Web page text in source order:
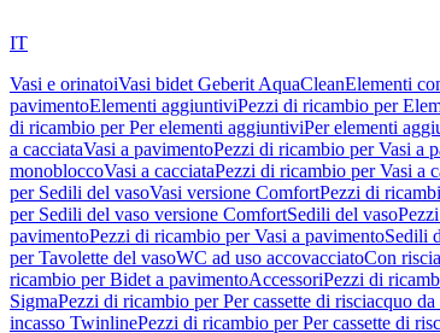
IT
Vasi e orinatoiVasi bidet Geberit AquaCleanElementi
pavimentoElementi aggiuntiviPezzi di ricambio per
di ricambio per Per elementi aggiuntiviPer elementi
a cacciataVasi a pavimentoPezzi di ricambio per Vasi a
monobloccoVasi a cacciataPezzi di ricambio per Vasi a
per Sedili del vasoVasi versione ComfortPezzi di
per Sedili del vaso versione ComfortSedili del vaso
pavimentoPezzi di ricambio per Vasi a pavimentoSedili
per Tavolette del vasoWC ad uso accovacciatoCon
ricambio per Bidet a pavimentoAccessoriPezzi di
SigmaPezzi di ricambio per Per cassette di risciacquo da
incasso TwinlinePezzi di ricambio per Per cassette di